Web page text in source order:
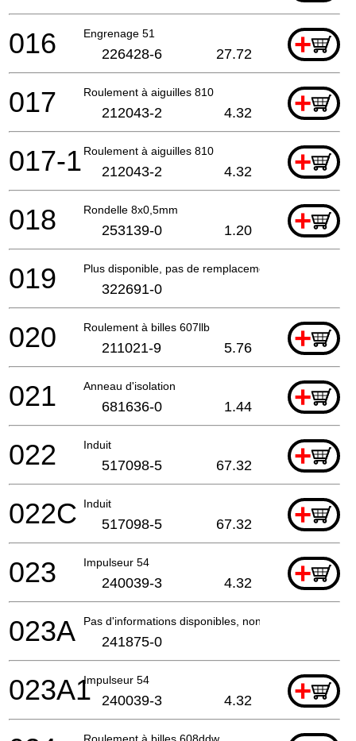
Engrenage 51 +
016 226428-6 27.72
Roulement à aiguilles 810 +
017 212043-2 4.32
Roulement à aiguilles 810 +
017-1 212043-2 4.32
Rondelle 8x0,5mm +
018 253139-0 1.20
Plus disponible, pas de remplacement
019 322691-0
Roulement à billes 607llb +
020 211021-9 5.76
Anneau d'isolation +
021 681636-0 1.44
Induit +
022 517098-5 67.32
Induit +
022C 517098-5 67.32
Impulseur 54 +
023 240039-3 4.32
Pas d'informations disponibles, non commandable
023A 241875-0
Impulseur 54 +
023A1 240039-3 4.32
Roulement à billes 608ddw